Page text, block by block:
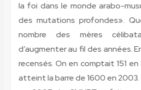
la foi dans le monde arabo-
des mutations profondes».
nombre des mères
d’augmenter au fil des années.
recensés. On en comptait 151
atteint la barre de 1600 en 2003.